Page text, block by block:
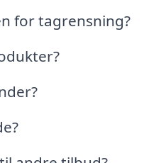
for tagrensning?